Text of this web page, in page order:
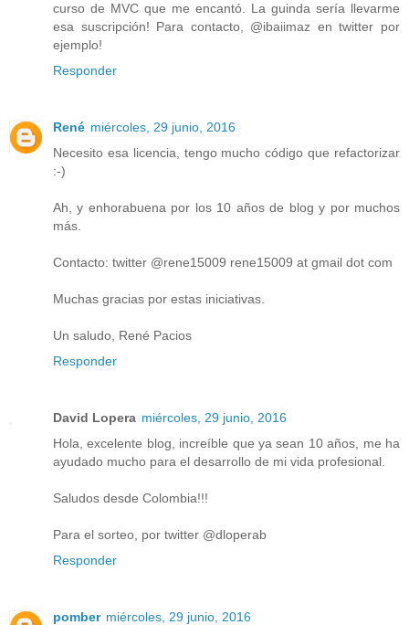
curso de MVC que me encantó. La guinda sería llevarme
esa suscripción! Para contacto, @ibaiimaz en twitter por
ejemplo!
Responder
René miércoles, 29 junio, 2016
Necesito esa licencia, tengo mucho código que refactorizar
:-)
Ah, y enhorabuena por los 10 años de blog y por muchos
más.
Contacto: twitter @rene15009 rene15009 at gmail dot com
Muchas gracias por estas iniciativas.
Un saludo, René Pacios
Responder
David Lopera miércoles, 29 junio, 2016
Hola, excelente blog, increíble que ya sean 10 años, me ha
ayudado mucho para el desarrollo de mi vida profesional.
Saludos desde Colombia!!!
Para el sorteo, por twitter @dloperab
Responder
pomber miércoles, 29 junio, 2016